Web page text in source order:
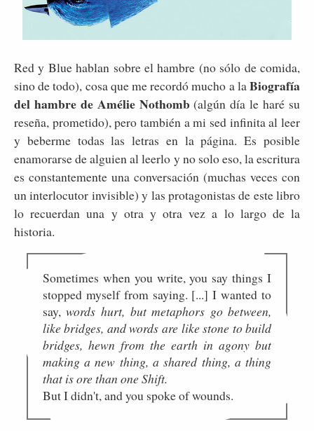
Red y Blue hablan sobre el hambre (no sólo de comida,
sino de todo), cosa que me recordó mucho a laBiografía
del hambre de Amélie Nothomb(algún día le haré su
reseña, prometido), pero también a mi sed infinita al leer
y beberme todas las letras en la página. Es posible
enamorarse de alguien al leerlo y no solo eso, la escritura
es constantemente una conversación (muchas veces con
un interlocutor invisible) y las protagonistas de este libro
lo recuerdan una y otra y otra vez a lo largo de la
historia.
Sometimes when you write, you say things I
stopped myself from saying. [...] I wanted to
say,words hurt, but metaphors go between,
like bridges, and words are like stone to build
bridges, hewn from the earth in agony but
making a new thing, a shared thing, a thing
that is ore than one Shift.
But I didn't, and you spoke of wounds.